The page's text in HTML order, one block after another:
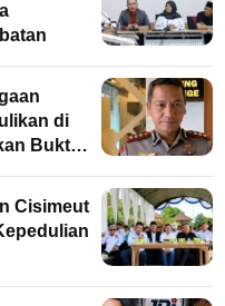
di
Bukti
Cisimeut